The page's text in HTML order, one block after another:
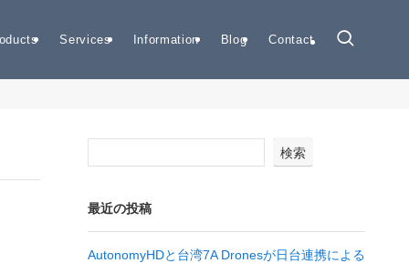
Services Information Blog Contact
検索
最近の投稿
AutonomyHDと台湾7A Dronesが日台連携による